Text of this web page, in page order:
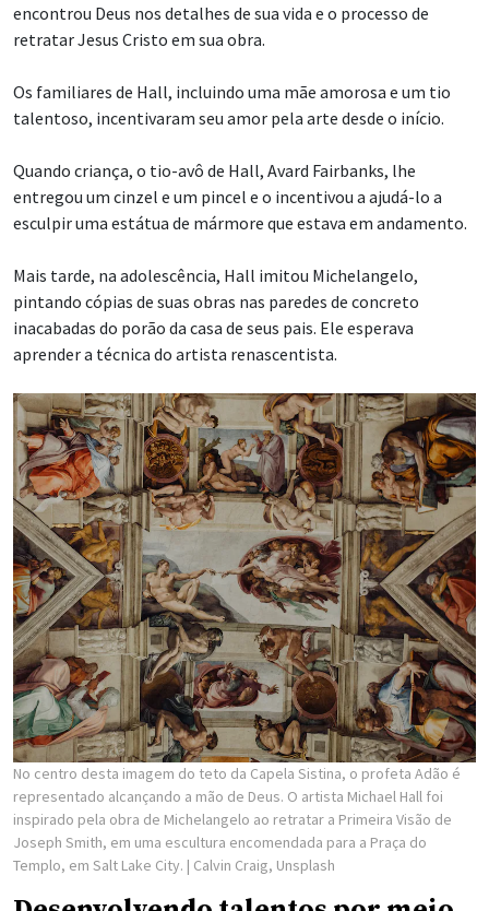
encontrou Deus nos detalhes de sua vida e o processo de
retratar Jesus Cristo em sua obra.
Os familiares de Hall, incluindo uma mãe amorosa e um tio
talentoso, incentivaram seu amor pela arte desde o início.
Quando criança, o tio-avô de Hall, Avard Fairbanks, lhe
entregou um cinzel e um pincel e o incentivou a ajudá-lo a
esculpir uma estátua de mármore que estava em andamento.
Mais tarde, na adolescência, Hall imitou Michelangelo,
pintando cópias de suas obras nas paredes de concreto
inacabadas do porão da casa de seus pais. Ele esperava
aprender a técnica do artista renascentista.
No centro desta imagem do teto da Capela Sistina, o profeta Adão é
representado alcançando a mão de Deus. O artista Michael Hall foi
inspirado pela obra de Michelangelo ao retratar a Primeira Visão de
Joseph Smith, em uma escultura encomendada para a Praça do
Templo, em Salt Lake City. | Calvin Craig, Unsplash